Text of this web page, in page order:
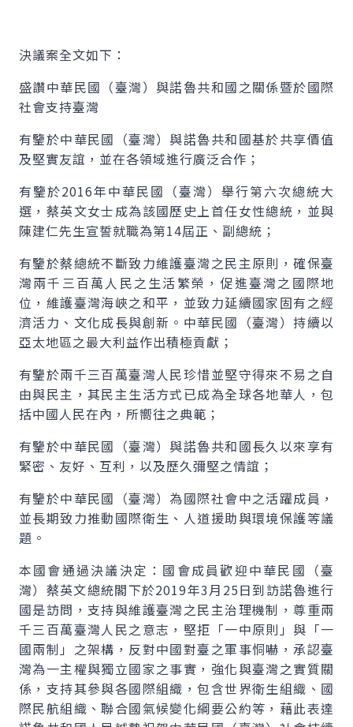
決議案全文如下：
盛讚中華民國（臺灣）與諾魯共和國之關係暨於國際
社會支持臺灣
有鑒於中華民國（臺灣）與諾魯共和國基於共享價值
及堅實友誼，並在各領域進行廣泛合作；
有鑒於2016年中華民國（臺灣）舉行第六次總統大
選，蔡英文女士成為該國歷史上首任女性總統，並與
陳建仁先生宣誓就職為第14屆正、副總統；
有鑒於蔡總統不斷致力維護臺灣之民主原則，確保臺
灣兩千三百萬人民之生活繁榮，促進臺灣之國際地
位，維護臺灣海峽之和平，並致力延續國家固有之經
濟活力、文化成長與創新。中華民國（臺灣）持續以
亞太地區之最大利益作出積極貢獻；
有鑒於兩千三百萬臺灣人民珍惜並堅守得來不易之自
由與民主，其民主生活方式已成為全球各地華人，包
括中國人民在內，所嚮往之典範；
有鑒於中華民國（臺灣）與諾魯共和國長久以來享有
緊密、友好、互利，以及歷久彌堅之情誼；
有鑒於中華民國（臺灣）為國際社會中之活躍成員，
並長期致力推動國際衛生、人道援助與環境保護等議
題。
本國會通過決議決定：國會成員歡迎中華民國（臺
灣）蔡英文總統閣下於2019年3月25日到訪諾魯進行
國是訪問，支持與維護臺灣之民主治理機制，尊重兩
千三百萬臺灣人民之意志，堅拒「一中原則」與「一
國兩制」之架構，反對中國對臺之軍事恫嚇，承認臺
灣為一主權與獨立國家之事實，強化與臺灣之實質關
係，支持其參與各國際組織，包含世界衛生組織、國
際民航組織、聯合國氣候變化綱要公約等，藉此表達